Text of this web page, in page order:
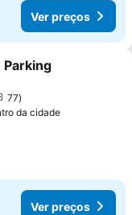
Ver preços
favoritos
Parking
77
da cidade
Ver preços